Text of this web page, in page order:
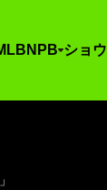
NPB ショ